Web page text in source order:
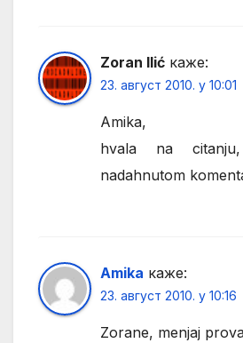
Zoran Ilić каже:
23. август 2010. у 10:01
Amika,
hvala na
nadahnutom
Amika каже:
23. август 2010. у 10:16
Zorane, menjaj